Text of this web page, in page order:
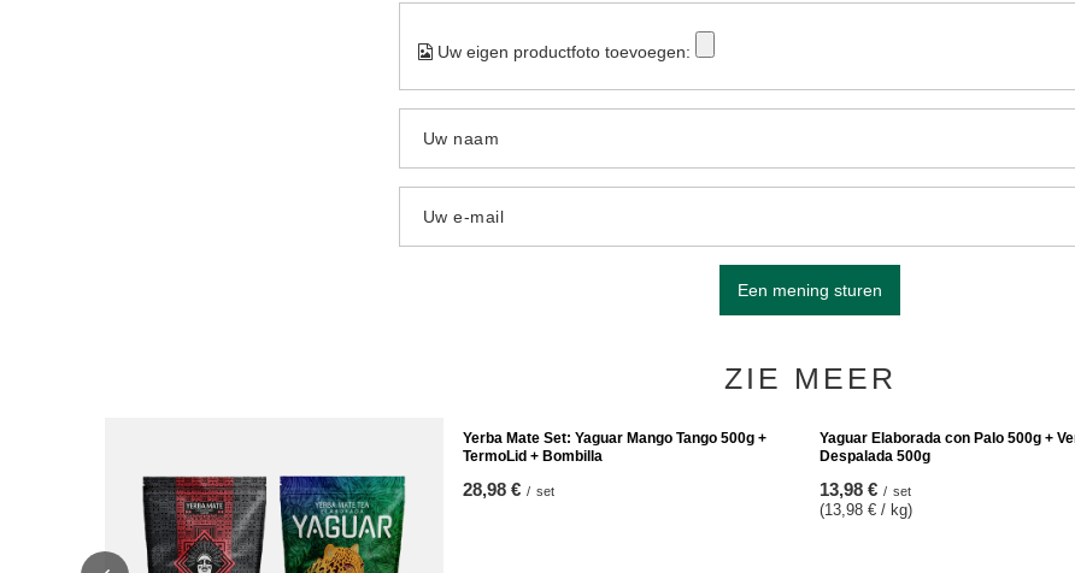
Uw eigen productfoto toevoegen:
Uw naam
Uw e-mail
Een mening sturen
ZIE MEER